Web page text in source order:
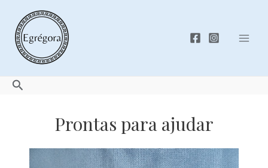
content
Search
Prontas para ajudar